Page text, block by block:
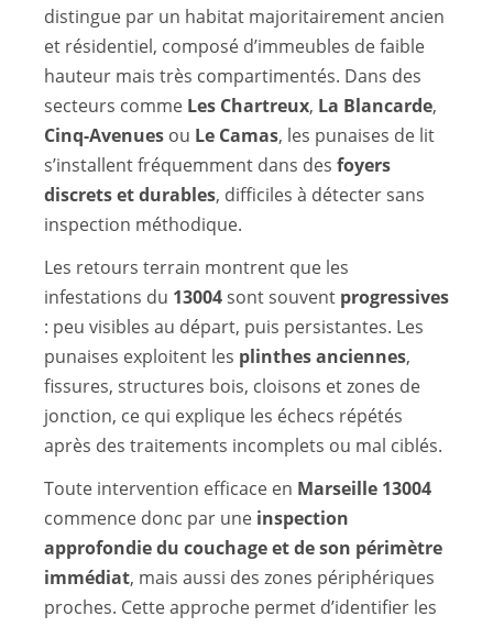
distingue par un habitat majoritairement ancien
et résidentiel, composé d’immeubles de faible
hauteur mais très compartimentés. Dans des
secteurs comme Les Chartreux, La Blancarde,
Cinq-Avenues ou Le Camas, les punaises de lit
s’installent fréquemment dans des foyers
discrets et durables, difficiles à détecter sans
inspection méthodique.
Les retours terrain montrent que les
infestations du 13004sont souvent progressives
: peu visibles au départ, puis persistantes. Les
punaises exploitent les plinthes anciennes,
fissures, structures bois, cloisons et zones de
jonction, ce qui explique les échecs répétés
après des traitements incomplets ou mal ciblés.
Toute intervention efficace en Marseille 13004
commence donc par une inspection
approfondie du couchage et de son périmètre
immédiat, mais aussi des zones périphériques
proches. Cette approche permet d’identifier les